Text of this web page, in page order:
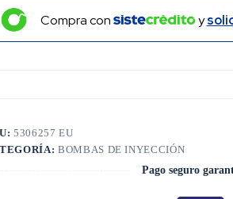
Compra con y
5306257 EU
BOMBAS DE INYECCIÓN
Pago seguro